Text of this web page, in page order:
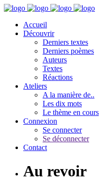
Accueil
Découvrir
Derniers textes
Derniers poèmes
Auteurs
Textes
Réactions
Ateliers
A la manière de..
Les dix mots
Le thème en cours
Connexion
Se connecter
Se déconnecter
Contact
Au revoir